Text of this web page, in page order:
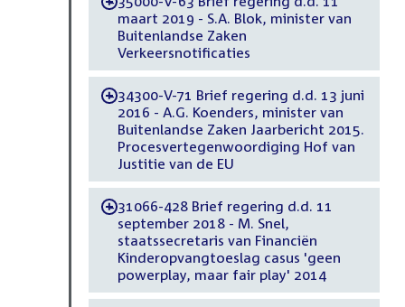
maart 2019 - S.A. Blok, minister van
Buitenlandse Zaken
Verkeersnotificaties
-34300-V-71 Brief regering d.d. 13 juni
2016 - A.G. Koenders, minister van
Buitenlandse Zaken Jaarbericht 2015.
Procesvertegenwoordiging Hof van
Justitie van de EU
-31066-428 Brief regering d.d. 11
september 2018 - M. Snel,
staatssecretaris van Financiën
Kinderopvangtoeslag casus 'geen
powerplay, maar fair play' 2014